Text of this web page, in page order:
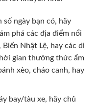
ngày bạn có, hãy
phá các địa điểm nổi
Nhật Lệ, hay các di
gian thưởng thức ẩm
xèo, cháo canh, hay
bay/tàu xe, hãy chủ